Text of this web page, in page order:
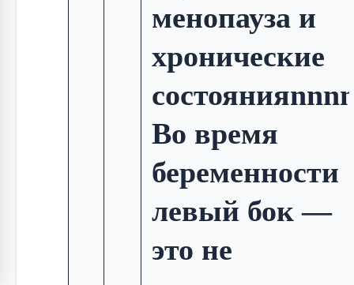
менопауза и
хронические
Во время
беременности
левый бок —
это не